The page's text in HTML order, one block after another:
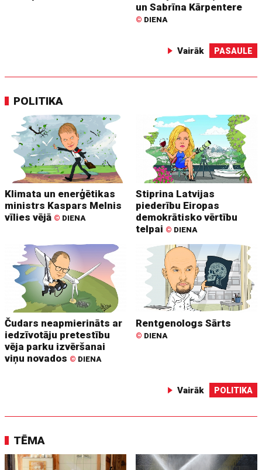
un Sabrīna Kārpentere
© DIENA
Vairāk PASAULE
POLITIKA
Klimata un enerģētikas
ministrs Kaspars Melnis
vīlies vējā © DIENA
Stiprina Latvijas
piederību Eiropas
demokrātisko vērtību
telpai © DIENA
Čudars neapmierināts ar
iedzīvotāju pretestību
vēja parku izvēršanai
viņu novados © DIENA
Rentgenologs Sārts
© DIENA
Vairāk POLITIKA
TĒMA